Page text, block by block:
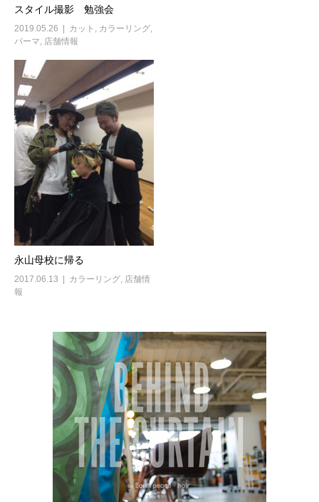
スタイル撮影 勉強会
2019.05.26 カット , カラーリング,
パーマ, 店舗情報
永山母校に帰る
2017.06.13 カラーリング, 店舗情
報